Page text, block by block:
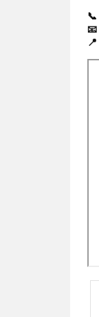
📞
📧
📍